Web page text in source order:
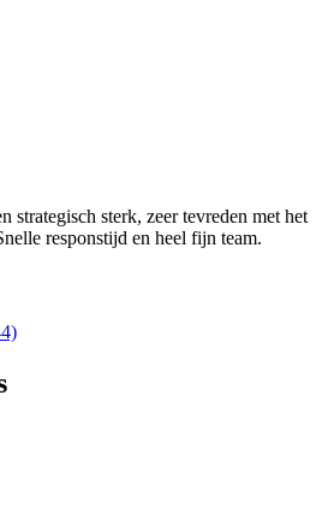
strategisch sterk, zeer tevreden met het
responstijd en heel fijn team.